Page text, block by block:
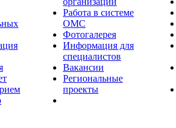
Работа в системе
ОМС
Фотогалерея
Информация для
специалистов
Вакансии
Региональные
проекты